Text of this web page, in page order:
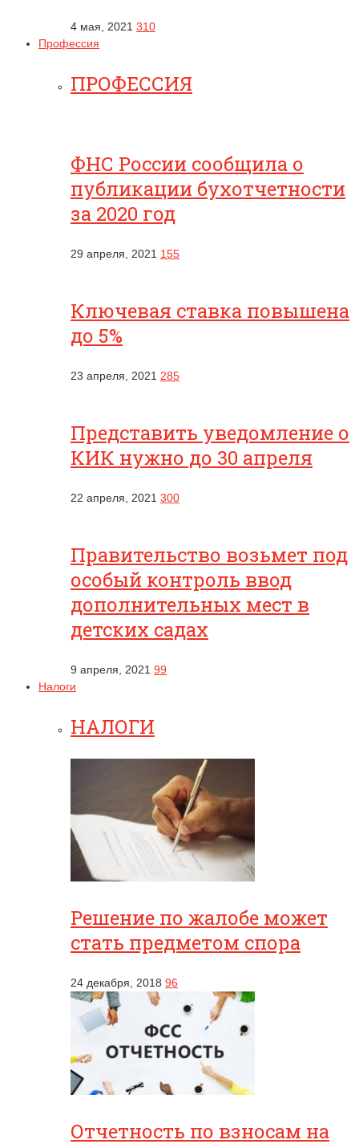
4 мая, 2021 310
Профессия
ПРОФЕССИЯ
ФНС России сообщила о
публикации бухотчетности
за 2020 год
29 апреля, 2021 155
Ключевая ставка повышена
до 5%
23 апреля, 2021 285
Представить уведомление о
КИК нужно до 30 апреля
22 апреля, 2021 300
Правительство возьмет под
особый контроль ввод
дополнительных мест в
детских садах
9 апреля, 2021 99
Налоги
НАЛОГИ
Решение по жалобе может
стать предметом спора
24 декабря, 2018 96
Отчетность по взносам на